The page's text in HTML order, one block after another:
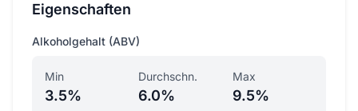
Eigenschaften
Alkoholgehalt (ABV)
Min
3.5%
Durchschn.
6.0%
Max
9.5%